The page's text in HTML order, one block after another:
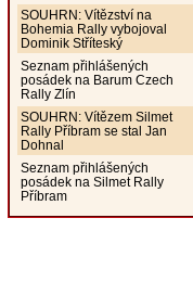
SOUHRN: Vítězství na
Bohemia Rally vybojoval
Dominik Stříteský
Seznam přihlášených
posádek na Barum Czech
Rally Zlín
SOUHRN: Vítězem Silmet
Rally Příbram se stal Jan
Dohnal
Seznam přihlášených
posádek na Silmet Rally
Příbram